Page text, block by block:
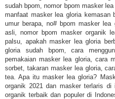
sudah bpom, nomor bpom masker
manfaat masker lea gloria kemasan
umur berapa, no# bpom masker
asli, nomor bpom masker organik
palsu, apakah masker lea gloria
gloria sudah bpom, cara
pemakaian masker lea gloria, cara
sorbet, takaran masker lea gloria,
tea. Apa itu masker lea gloria?
organik 2021 dan masker terlaris di
organik terbaik dan populer di